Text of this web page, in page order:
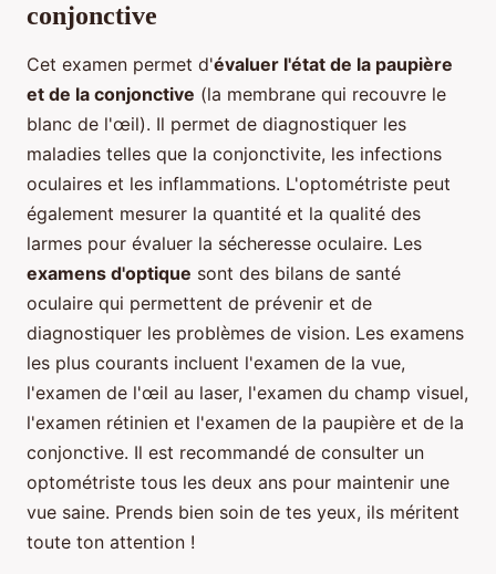
conjonctive
Cet examen permet d'évaluer l'état de la paupière
et de la conjonctive (la membrane qui recouvre le
blanc de l'œil). Il permet de diagnostiquer les
maladies telles que la conjonctivite, les infections
oculaires et les inflammations. L'optométriste peut
également mesurer la quantité et la qualité des
larmes pour évaluer la sécheresse oculaire. Les
examens d'optique sont des bilans de santé
oculaire qui permettent de prévenir et de
diagnostiquer les problèmes de vision. Les examens
les plus courants incluent l'examen de la vue,
l'examen de l'œil au laser, l'examen du champ visuel,
l'examen rétinien et l'examen de la paupière et de la
conjonctive. Il est recommandé de consulter un
optométriste tous les deux ans pour maintenir une
vue saine. Prends bien soin de tes yeux, ils méritent
toute ton attention !